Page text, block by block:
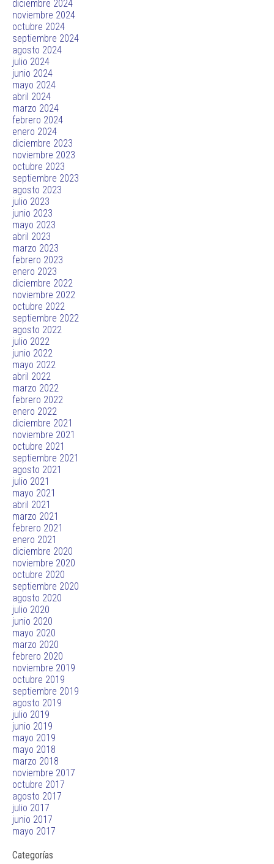
diciembre 2024
noviembre 2024
octubre 2024
septiembre 2024
agosto 2024
julio 2024
junio 2024
mayo 2024
abril 2024
marzo 2024
febrero 2024
enero 2024
diciembre 2023
noviembre 2023
octubre 2023
septiembre 2023
agosto 2023
julio 2023
junio 2023
mayo 2023
abril 2023
marzo 2023
febrero 2023
enero 2023
diciembre 2022
noviembre 2022
octubre 2022
septiembre 2022
agosto 2022
julio 2022
junio 2022
mayo 2022
abril 2022
marzo 2022
febrero 2022
enero 2022
diciembre 2021
noviembre 2021
octubre 2021
septiembre 2021
agosto 2021
julio 2021
mayo 2021
abril 2021
marzo 2021
febrero 2021
enero 2021
diciembre 2020
noviembre 2020
octubre 2020
septiembre 2020
agosto 2020
julio 2020
junio 2020
mayo 2020
marzo 2020
febrero 2020
noviembre 2019
octubre 2019
septiembre 2019
agosto 2019
julio 2019
junio 2019
mayo 2019
mayo 2018
marzo 2018
noviembre 2017
octubre 2017
agosto 2017
julio 2017
junio 2017
mayo 2017
Categorías